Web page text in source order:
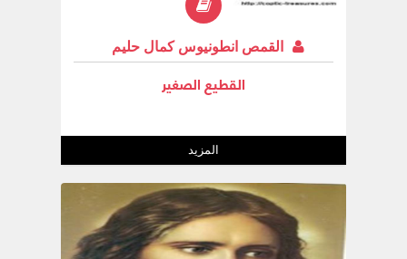
القمص انطونيوس كمال حليم
القطيع الصغير
المزيد